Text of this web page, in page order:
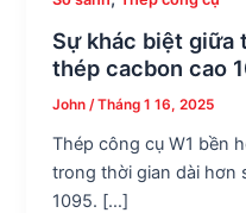
Sự khác biệt giữa
thép cacbon cao
John/Tháng 1 16, 2025
Thép công cụ W1 bền
trong thời gian dài hơn
1095. […]